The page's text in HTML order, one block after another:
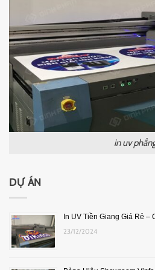
in uv
DỰ ÁN
In UV Tiền Giang Giá Rẻ –
23/12/2024